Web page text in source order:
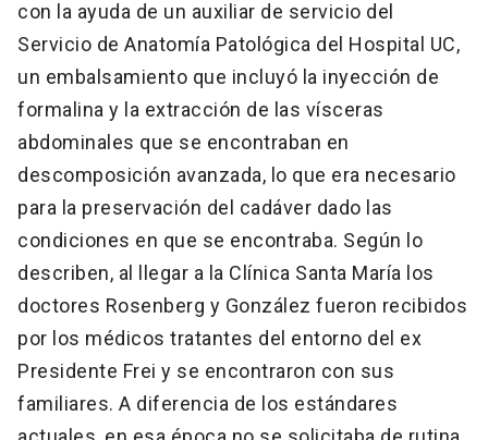
con la ayuda de un auxiliar de servicio del
Servicio de Anatomía Patológica del Hospital UC,
un embalsamiento que incluyó la inyección de
formalina y la extracción de las vísceras
abdominales que se encontraban en
descomposición avanzada, lo que era necesario
para la preservación del cadáver dado las
condiciones en que se encontraba. Según lo
describen, al llegar a la Clínica Santa María los
doctores Rosenberg y González fueron recibidos
por los médicos tratantes del entorno del ex
Presidente Frei y se encontraron con sus
familiares. A diferencia de los estándares